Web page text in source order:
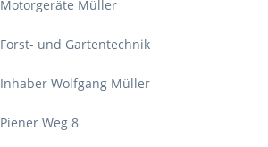
Motorgeräte Müller
Forst- und Gartentechnik
Inhaber Wolfgang Müller
Piener Weg 8